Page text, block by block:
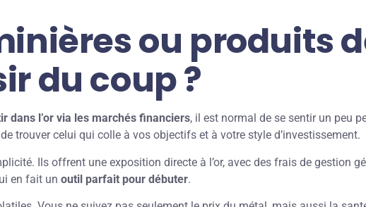
ou produits
du coup ?
dans l’or via les marchés financiers, il est normal de se sentir un peu
trouver celui qui colle à vos objectifs et à votre style d’investissement.
Ils offrent une exposition directe à l’or, avec des frais de gestion
en fait un outil parfait pour débuter.